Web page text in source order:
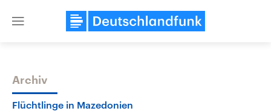
Close
Themen
Archiv
Flüchtlinge in Mazedonien